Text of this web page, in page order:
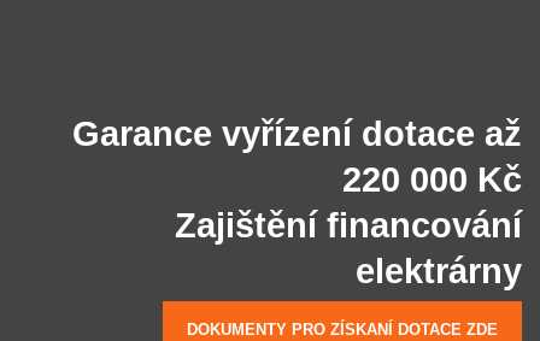
Garance vyřízení dotace až
220 000 Kč
Zajištění financování
elektrárny
DOKUMENTY PRO ZÍSKANÍ DOTACE ZDE